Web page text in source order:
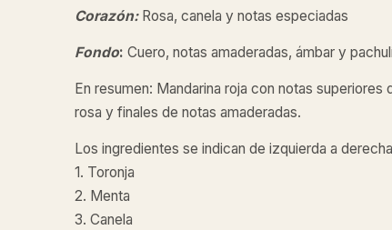
Corazón:Rosa, canela y notas especiadas
Fondo: Cuero, notas amaderadas, ámbar y
En resumen: Mandarina roja con notas
rosa y finales de notas amaderadas.
Los ingredientes se indican de izquierda a
1. Toronja
2. Menta
3. Canela